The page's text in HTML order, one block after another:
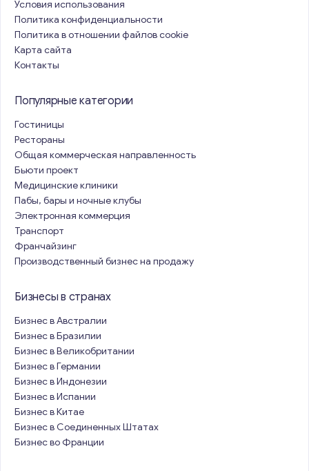
Условия использования
Политика конфиденциальности
Политика в отношении файлов cookie
Карта сайта
Контакты
Популярные категории
Гостиницы
Рестораны
Общая коммерческая направленность
Бьюти проект
Медицинские клиники
Пабы, бары и ночные клубы
Электронная коммерция
Транспорт
Франчайзинг
Производственный бизнес на продажу
Бизнесы в странах
Бизнес в Австралии
Бизнес в Бразилии
Бизнес в Великобритании
Бизнес в Германии
Бизнес в Индонезии
Бизнес в Испании
Бизнес в Китае
Бизнес в Соединенных Штатах
Бизнес во Франции